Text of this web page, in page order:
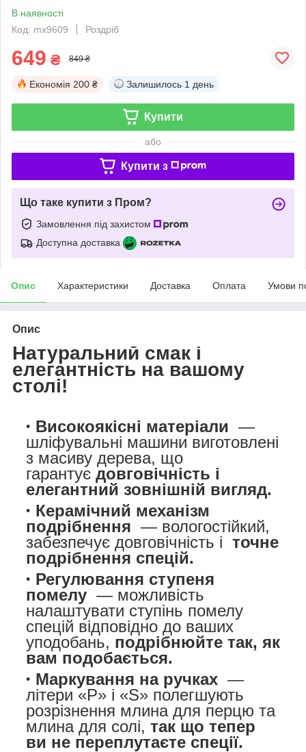
В наявності
Код: mx9609
Роздріб
649 ₴ 849 ₴
Економія 200 ₴ Залишилось 1 день
Купити
або
Купити з
Що таке купити з Пром?
Замовлення під захистом
Доступна доставка
Опис Характеристики Доставка Оплата Умови
Опис
Натуральний смак і
елегантність на вашому
столі!
Високоякісні матеріали —
шліфувальні машини виготовлені
з масиву дерева, що
гарантує довговічність і
елегантний зовнішній вигляд.
Керамічний механізм
подрібнення — вологостійкий,
забезпечує довговічність і точне
подрібнення спецій.
Регулювання ступеня
помелу — можливість
налаштувати ступінь помелу
спецій відповідно до ваших
уподобань, подрібнюйте так, як
вам подобається.
Маркування на ручках —
літери «P» і «S» полегшують
розрізнення млина для перцю та
млина для солі, так що тепер
ви не переплутаєте спеції.